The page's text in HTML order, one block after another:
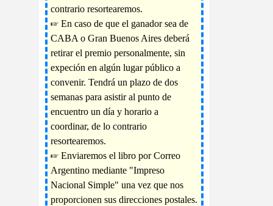
contrario resortearemos.
☞ En caso de que el ganador sea de
CABA o Gran Buenos Aires deberá
retirar el premio personalmente, sin
expeción en algún lugar público a
convenir. Tendrá un plazo de dos
semanas para asistir al punto de
encuentro un día y horario a
coordinar, de lo contrario
resortearemos.
☞ Enviaremos el libro por Correo
Argentino mediante "Impreso
Nacional Simple" una vez que nos
proporcionen sus direcciones postales.